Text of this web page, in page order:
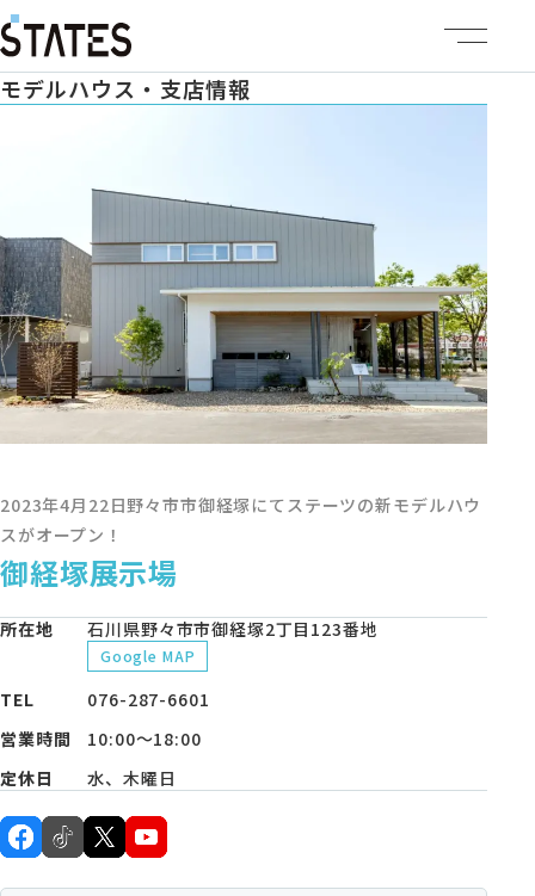
ステーツについて
イベント情報
施工事例
建売・土地情報
モデルハウス・支店
家づくりコラム
オーナーの方へ
0120-666-940
モデルハウス・支店情報
2023年4月22日野々市市御経塚にてステーツの新モデルハウ
スがオープン！
御経塚展示場
所在地 石川県野々市市御経塚2丁目123番地
Google MAP
TEL
076-287-6601
営業時間
10:00〜18:00
定休日
水、木曜日